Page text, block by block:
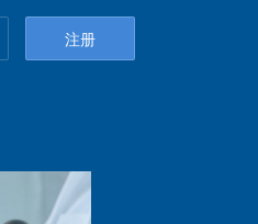
注册